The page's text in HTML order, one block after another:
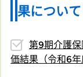
果について
第9期介護
価結果（令和6年